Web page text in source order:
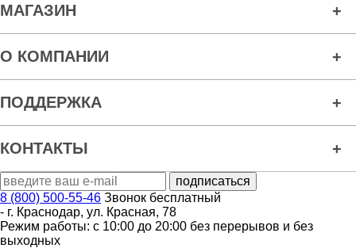
МАГАЗИН
О КОМПАНИИ
ПОДДЕРЖКА
КОНТАКТЫ
8 (800) 500-55-46 Звонок бесплатный
- г. Краснодар, ул. Красная, 78
Режим работы: с 10:00 до 20:00 без перерывов и без
выходных